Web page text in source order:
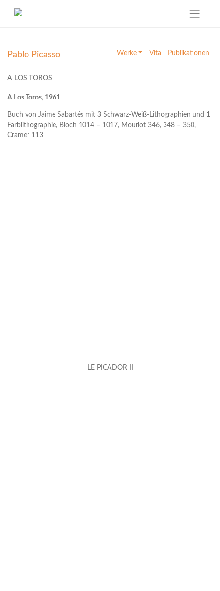
Pablo Picasso Werke Vita Publikationen
A LOS TOROS
A Los Toros, 1961
Buch von Jaime Sabartés mit 3 Schwarz-Weiß-Lithographien und 1
Farblithographie, Bloch 1014 – 1017, Mourlot 346, 348 – 350,
Cramer 113
LE PICADOR II